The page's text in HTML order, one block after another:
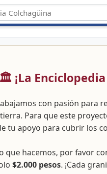
🏛️ ¡La
con pasión para
Para que este
tu apoyo para cubrir los
que hacemos, por favor
$2.000 pesos. ¡Cada